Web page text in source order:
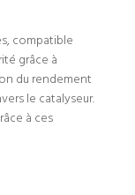
compatible
grâce à
du rendement
le catalyseur.
à ces